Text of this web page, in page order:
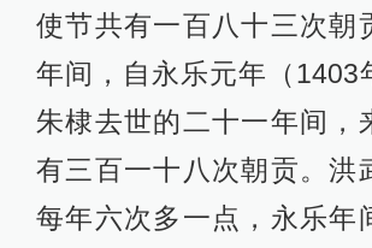
使节共有一百八十三次朝
年间，自永乐元年（1403
朱棣去世的二十一年间，
有三百一十八次朝贡。洪
每年六次多一点，永乐年